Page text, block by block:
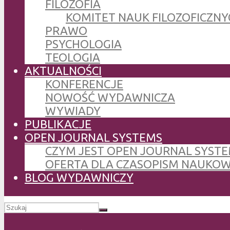
FILOZOFIA
KOMITET NAUK
PRAWO
PSYCHOLOGIA
TEOLOGIA
AKTUALNOŚCI
KONFERENCJE
NOWOŚĆ WYDAWNICZA
WYWIADY
PUBLIKACJE
OPEN JOURNAL SYSTEMS
CZYM JEST OPEN JOURNAL
OFERTA DLA CZASOPISM
BLOG WYDAWNICZY